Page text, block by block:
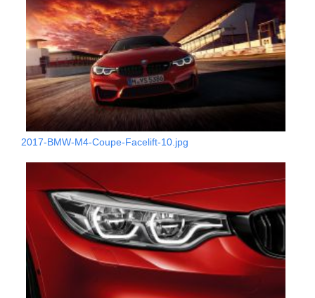
2017-BMW-M4-Coupe-Facelift-10.jpg